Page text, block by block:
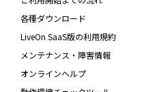
各種ダウンロード
LiveOn SaaS版の利用規約
メンテナンス・障害情報
オンラインヘルプ